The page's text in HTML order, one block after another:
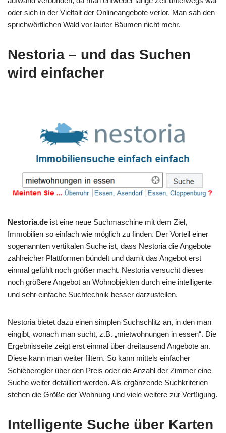
oder sich in der Vielfalt der Onlineangebote verlor. Man sah den
sprichwörtlichen Wald vor lauter Bäumen nicht mehr.
Nestoria – und das Suchen
wird einfacher
Nestoria.de ist eine neue Suchmaschine mit dem Ziel,
Immobilien so einfach wie möglich zu finden. Der Vorteil einer
sogenannten vertikalen Suche ist, dass Nestoria die Angebote
zahlreicher Plattformen bündelt und damit das Angebot erst
einmal gefühlt noch größer macht. Nestoria versucht dieses
noch größere Angebot an Wohnobjekten durch eine intelligente
und sehr einfache Suchtechnik besser darzustellen.
Nestoria bietet dazu einen simplen Suchschlitz an, in den man
eingibt, wonach man sucht, z.B. „mietwohnungen in essen“. Die
Ergebnisseite zeigt erst einmal über dreitausend Angebote an.
Diese kann man weiter filtern. So kann mittels einfacher
Schieberegler über den Preis oder die Anzahl der Zimmer eine
Suche weiter detailliert werden. Als ergänzende Suchkriterien
stehen die Größe der Wohnung und viele weitere zur Verfügung.
Intelligente Suche über Karten